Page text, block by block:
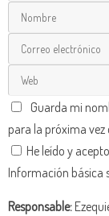
Guarda mi
para la próxima
He leído y
Información básica
Responsable: